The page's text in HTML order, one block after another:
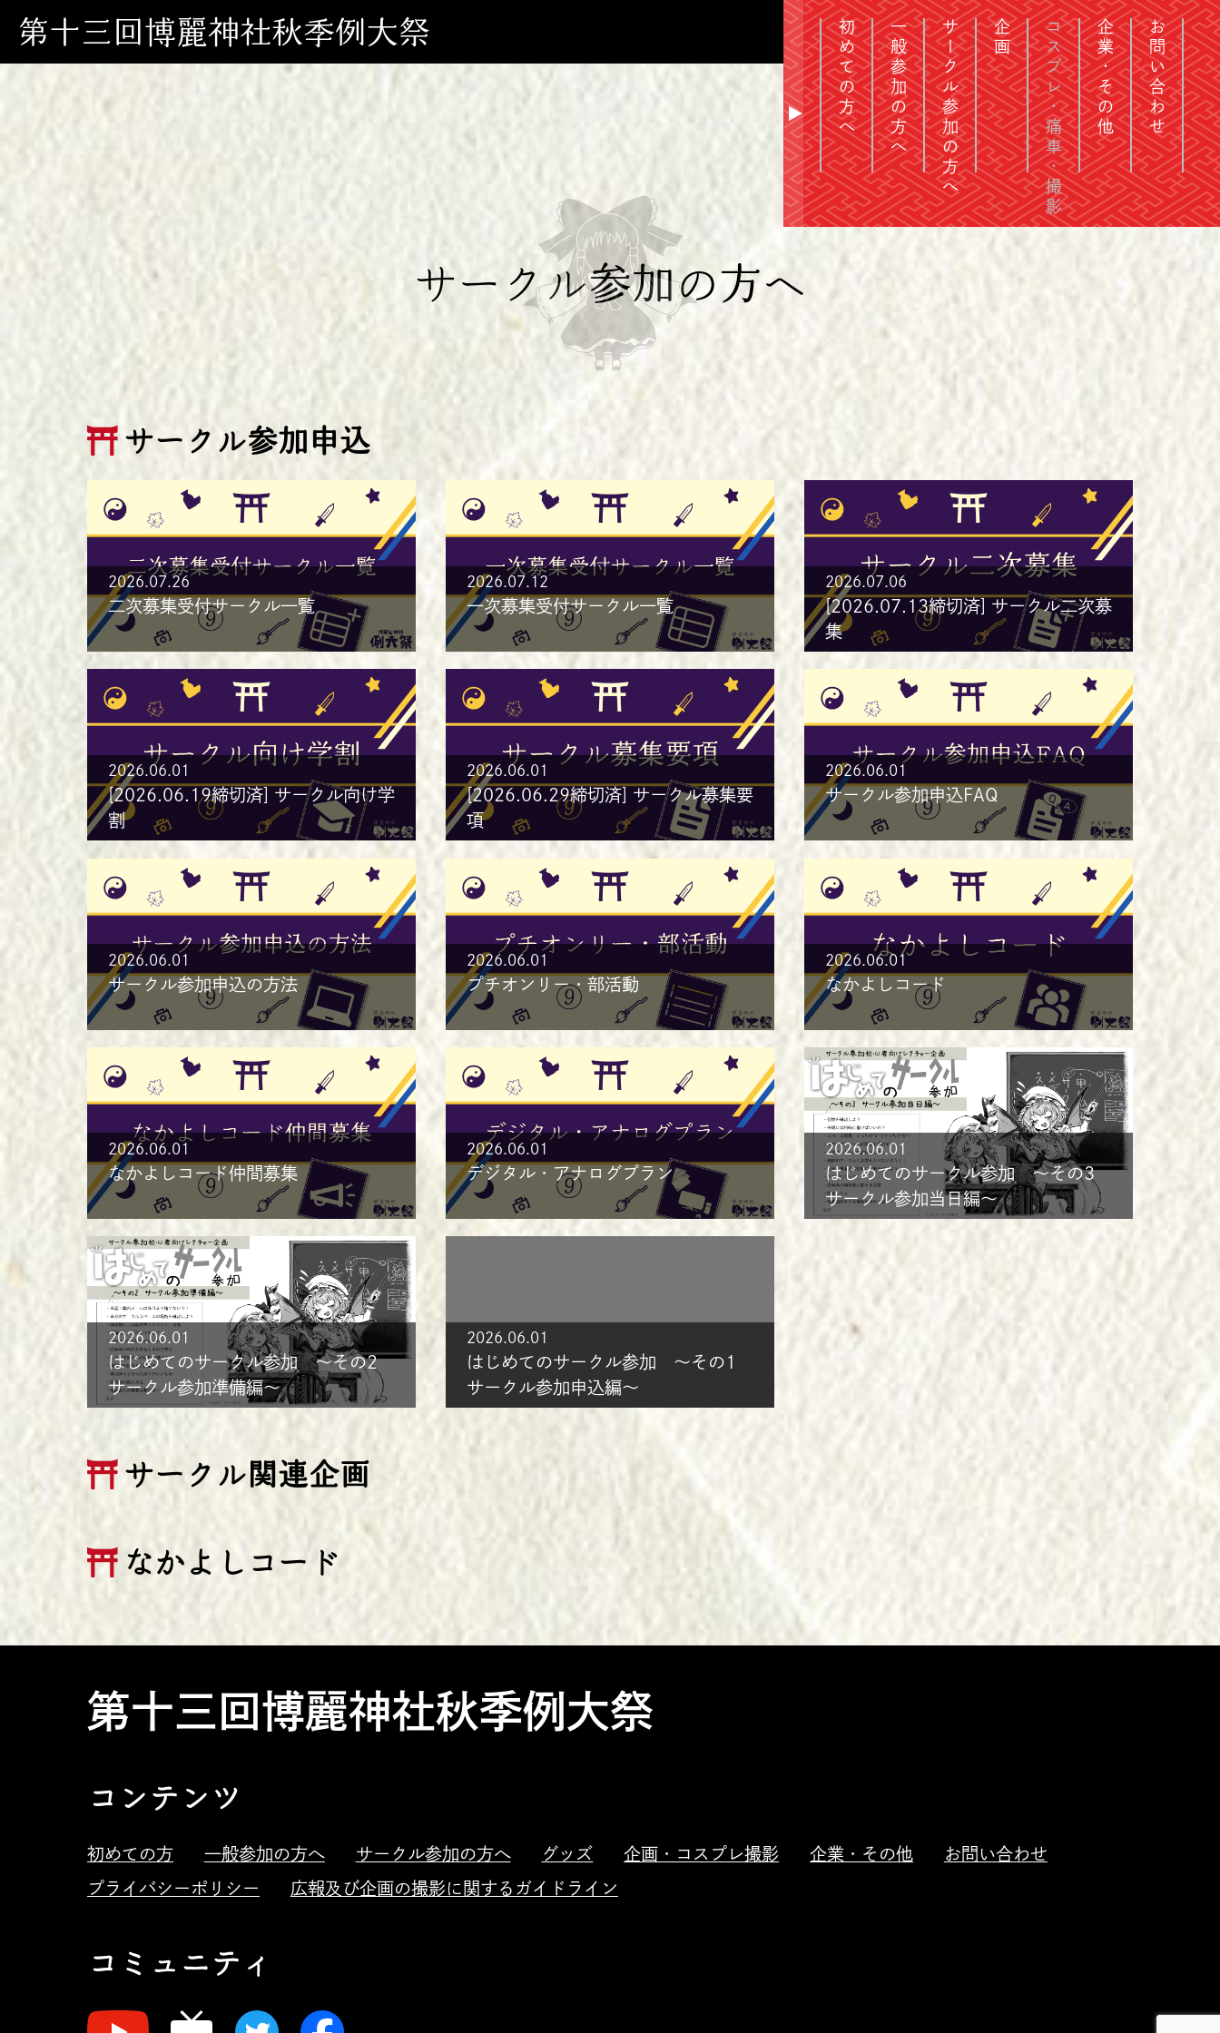
第十三回博麗神社秋季例大祭
▲ 初めての方へ 一般参加の方へ サークル参加の方へ 企画 コスプレ・痛車・撮影 企業・その他 お問い合わせ
サークル参加の方へ
サークル参加申込
2026.07.26
二次募集受付サークル一覧
2026.07.12
一次募集受付サークル一覧
2026.07.06
[2026.07.13締切済] サークル二次募
集
2026.06.01
[2026.06.19締切済] サークル向け学
割
2026.06.01
[2026.06.29締切済] サークル募集要
項
2026.06.01
サークル参加申込FAQ
2026.06.01
サークル参加申込の方法
2026.06.01
プチオンリー・部活動
2026.06.01
なかよしコード
2026.06.01
なかよしコード仲間募集
2026.06.01
デジタル・アナログプラン
2026.06.01
はじめてのサークル参加 ～その3
サークル参加当日編～
2026.06.01
はじめてのサークル参加 ～その2
サークル参加準備編～
2026.06.01
はじめてのサークル参加 ～その1
サークル参加申込編～
サークル関連企画
なかよしコード
第十三回博麗神社秋季例大祭
コンテンツ
初めての方 一般参加の方へ サークル参加の方へ グッズ 企画・コスプレ撮影 企業・その他 お問い合わせ
プライバシーポリシー 広報及び企画の撮影に関するガイドライン
コミュニティ